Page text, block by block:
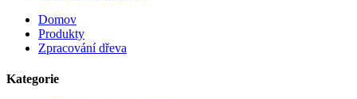
Domov
Produkty
Zpracování dřeva
Kategorie